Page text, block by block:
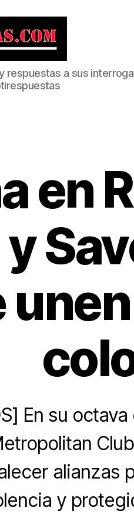
respuestas a sus
en
En su
alianzas
y